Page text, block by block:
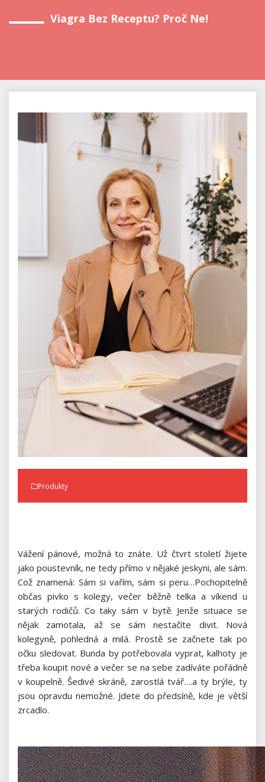
Viagra Bez Receptu? Proč Ne!
Produkty
Vážení pánové, možná to znáte. Už čtvrt století žijete
jako poustevník, ne tedy přímo v nějaké jeskyni, ale sám.
Což znamená: Sám si vařím, sám si peru…Pochopitelně
občas pivko s kolegy, večer běžně telka a víkend u
starých rodičů. Co taky sám v bytě. Jenže situace se
nějak zamotala, až se sám nestačíte divit. Nová
kolegyně, pohledná a milá. Prostě se začnete tak po
očku sledovat. Bunda by potřebovala vyprat, kalhoty je
třeba koupit nové a večer se na sebe zadíváte pořádně
v koupelně. Šedivé skráně, zarostlá tvář….a ty brýle, ty
jsou opravdu nemožné. Jdete do předsíně, kde je větší
zrcadlo.